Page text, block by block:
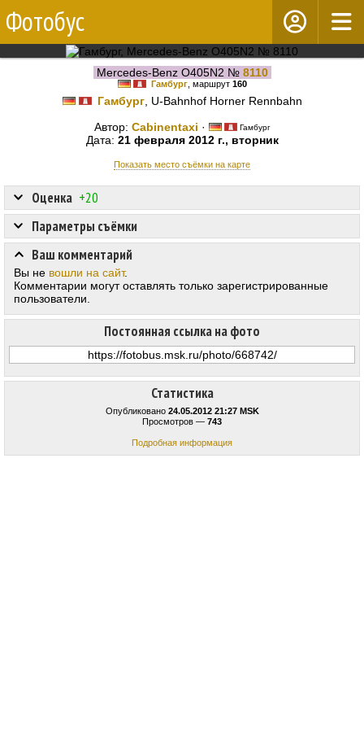
Фотобус
Mercedes-Benz O405N2 № 8110
Гамбург, маршрут 160
Гамбург, U-Bahnhof Horner Rennbahn
Автор: Cabinentaxi · Гамбург
Дата: 21 февраля 2012 г., вторник
Показать место съёмки на карте
Статистика
Опубликовано 24.05.2012 21:27 MSK
Просмотров — 743
Подробная информация
Оценка +20
Постоянная ссылка на фото
Параметры съёмки
Ваш комментарий
Вы не вошли на сайт.
Комментарии могут оставлять только зарегистрированные
пользователи.